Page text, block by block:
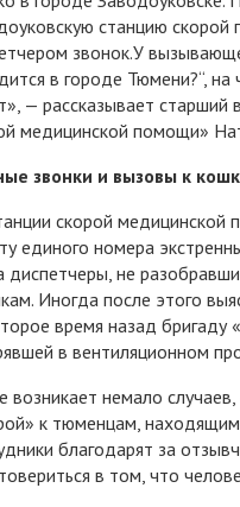
станцию
звонок.У
в городе Тюмени?“,
— рассказывает старший
медицинской помощи»
звонки и вызовы к
скорой медицинской
единого номера
диспетчеры, не
Иногда после этого
время назад бригаду
в вентиляционном
возникает немало
к тюменцам,
благодарят за
в том, что